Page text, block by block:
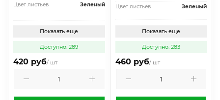
Цвет листьев Зеленый
Показать еще
Доступно: 289
420 руб/ шт
Цвет листьев Зеленый
Показать еще
Доступно: 283
460 руб/ шт